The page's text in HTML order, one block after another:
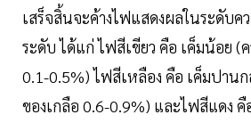
เสร็จสิ้นจะค้างไฟแสดงผลในระดับค
ระดับ ได้แก่ ไฟสีเขียว คือ เค็มน้อย (
0.1-0.5%) ไฟสีเหลือง คือ เค็มปานก
ของเกลือ 0.6-0.9%) และไฟสีแดง คื